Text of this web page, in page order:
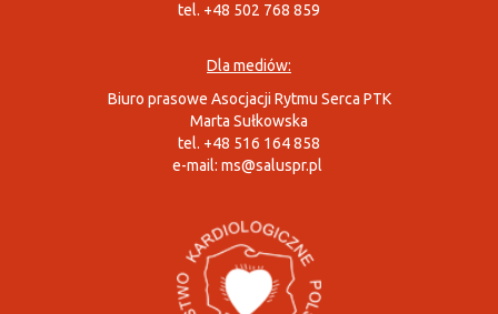
tel. +48 502 768 859
Dla mediów:
Biuro prasowe Asocjacji Rytmu Serca PTK
Marta Sułkowska
tel. +48 516 164 858
e-mail: ms@saluspr.pl